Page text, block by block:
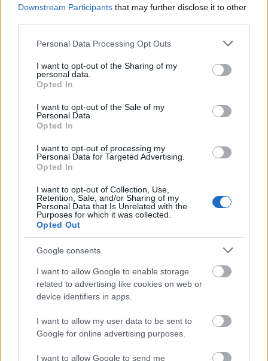
Downstream Participants that may further disclose it to other
Please note that this website/app uses one or more Google
not limited to your visit or usage behaviour. You may click to
grant or deny consent to Google and its third-party tags to
use your data for below specified purposes in below Google
consent section.
Personal Data Processing Opt Outs
I want to opt-out of the Sharing of my
personal data.
Opted In
I want to opt-out of the Sale of my
Personal Data.
Opted In
I want to opt-out of processing my
Personal Data for Targeted Advertising.
Opted In
I want to opt-out of Collection, Use,
Retention, Sale, and/or Sharing of my
Personal Data that Is Unrelated with the
Purposes for which it was collected.
Opted Out
Google consents
I want to allow Google to enable storage
related to advertising like cookies on web or
device identifiers in apps.
I want to allow my user data to be sent to
Google for online advertising purposes.
I want to allow Google to send me
Egyetlen arca volt és álarcok helyett is ezt öltötte fel
estéről, estére, ez ő maga volt, aki nagy
adományozóként jókedvre derített olyan korban is -
a meghatározó hangulat.
Azt mondta: „egyszerű embereket szeretek játszani,
születés és a halál között nemcsak tragédiák
történnek az egyszerű emberekkel, hanem furcsa és
bizarr esetek is.” Ezekre most nem térek ki. Tudta,
hogy ha egyszer kinyitja a száját, ha egyszer elkezd
beszélni, akkor oda figyelnek rá. Úgy gondolom,
hogy életének napjainkban is számos tanulsága van,
amely Székhelyi József ragyogó alakításában még
erősebb. Ezért Salamon Béla." (Murányi Péter)